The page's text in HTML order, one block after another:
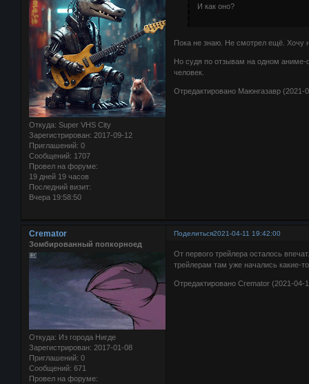
Откуда: Super VHS City
Зарегистрирован: 2017-09-12
Приглашений: 0
Сообщений: 1707
Провел на форуме:
19 дней 19 часов
Последний визит:
Вчера 19:58:50
И как оно?
Пока не знаю. Не смотрел ещё. Хочу
Но судя по отзывам на одном
человек.
Отредактировано Маюнгазавр (2021-
Поделиться2021-04-11 19:42:00
Cremator
Зомбированный попкорноед
Откуда: Из города Нигде
Зарегистрирован: 2017-01-08
Приглашений: 0
Сообщений: 671
Провел на форуме:
От первого трейлера осталось
трейлерам там уже начались какие-
Отредактировано Cremator (2021-04-